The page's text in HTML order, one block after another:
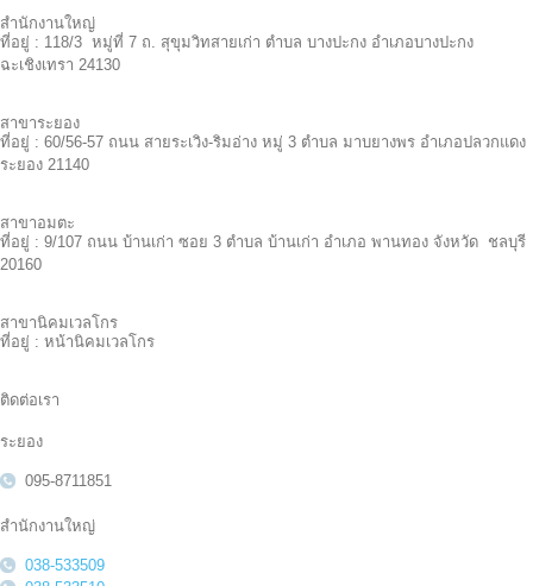
สำนักงานใหญ่
ที่อยู่ : 118/3 หมู่ที่ 7 ถ. สุขุมวิทสายเก่า ตำบล บางปะกง อำเภอบางปะกง
ฉะเชิงเทรา 24130
สาขาระยอง
ที่อยู่ : 60/56-57 ถนน สายระเวิง-ริมอ่าง หมู่ 3 ตำบล มาบยางพร อำเภอปลวกแดง
ระยอง 21140
สาขาอมตะ
ที่อยู่ : 9/107 ถนน บ้านเก่า ซอย 3 ตำบล บ้านเก่า อำเภอ พานทอง จังหวัด ชลบุรี
20160
สาขานิคมเวลโกร
ที่อยู่ : หน้านิคมเวลโกร
ติดต่อเรา
ระยอง
095-8711851
สำนักงานใหญ่
038-533509